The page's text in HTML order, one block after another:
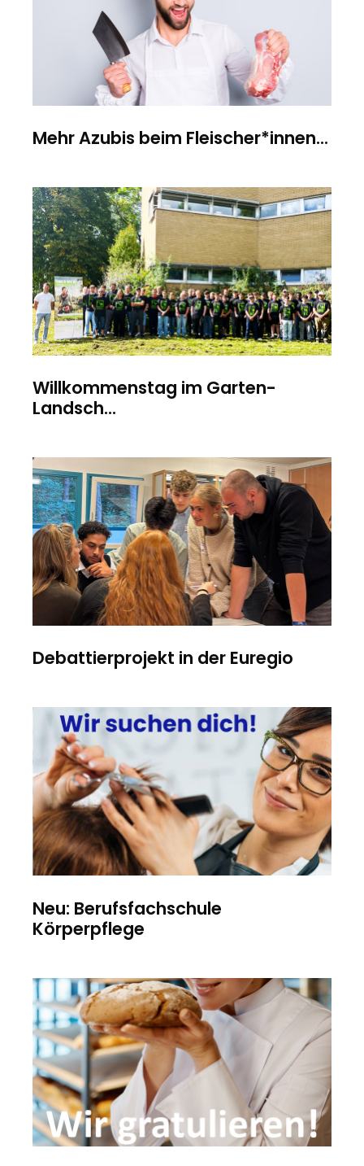
Mehr Azubis beim Fleischer*innen...
Willkommenstag im Garten-
Landsch...
Debattierprojekt in der Euregio
Neu: Berufsfachschule
Körperpflege